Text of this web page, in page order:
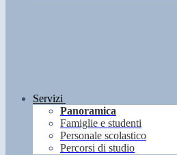
Servizi
Panoramica
Famiglie e studenti
Personale scolastico
Percorsi di studio